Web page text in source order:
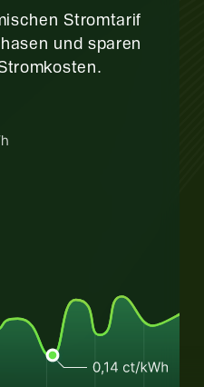
Stromtarif
und sparen